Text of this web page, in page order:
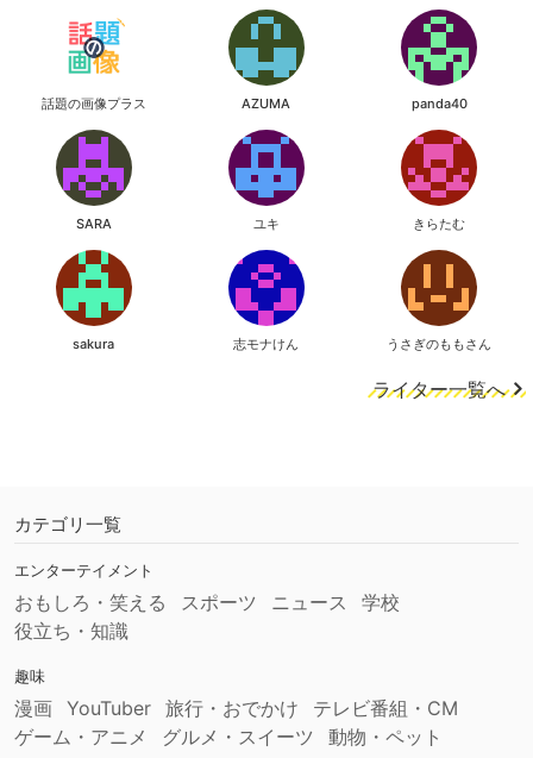
話題の画像プラス AZUMA panda40
SARA ユキ きらたむ
sakura 志モナけん うさぎのももさん
ライター一覧へ
カテゴリ一覧
エンターテイメント
おもしろ・笑える スポーツ ニュース
学校
役立ち・知識
趣味
漫画 YouTuber 旅行・おでかけ
テレビ番組・CM
ゲーム・アニメ
グルメ・スイーツ 動物・ペット